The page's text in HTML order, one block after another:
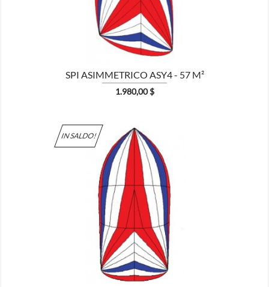
SPI ASIMMETRICO ASY4 - 57 M²
Prezzo
1.980,00 $
IN SALDO!
